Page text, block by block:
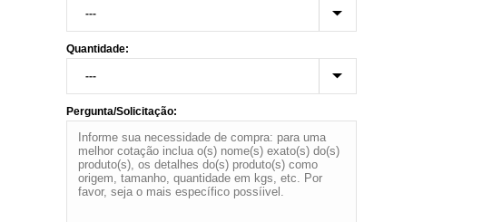
Quantidade:
Pergunta/Solicitação: